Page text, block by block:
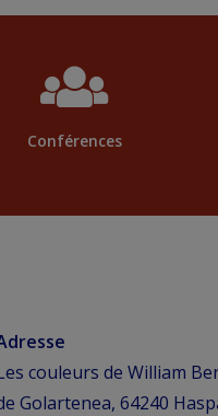
Conférences
couleurs de William
Golartenea, 64240